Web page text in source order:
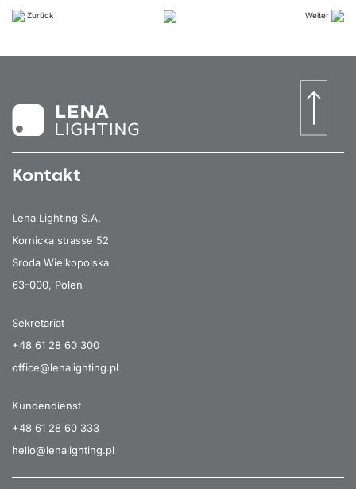
Zurück Weiter
Kontakt
Lena Lighting S.A.
Kornicka strasse 52
Sroda Wielkopolska
63-000, Polen
Sekretariat
+48 61 28 60 300
office@lenalighting.pl
Kundendienst
+48 61 28 60 333
hello@lenalighting.pl